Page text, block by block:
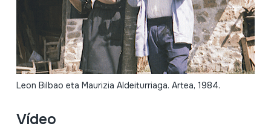
Leon Bilbao eta Maurizia Aldeiturriaga. Artea, 1984.
Vídeo